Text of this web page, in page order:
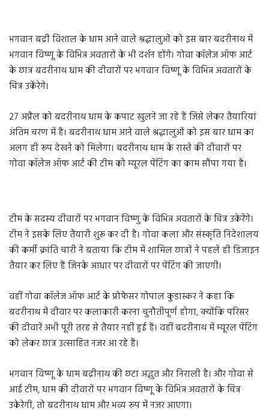
भगवान बद्री विशाल के धाम आने वाले श्रद्धालुओं को इस बार बदरीनाथ में
भगवान विष्णू के विभिन्न अवतारों के भी दर्शन होंगे। गोवा कॉलेज ऑफ आर्ट
के छात्र बदरीनाथ धाम की दीवारों पर भगवान विष्णू के विभिन्न अवतारों के
चित्र उकेंरेगे।
27 अप्रैल को बदरीनाथ धाम के कपाट खुलने जा रहे हैं जिसे लेकर तैयारियां
अंतिम चरण में हैं। बदरीनाथ धाम आने वाले श्रद्धालुओं को इस बार धाम का
अलग ही रूप देखने को मिलेगा। बदरीनाथ धाम के रास्ते की दीवारों पर
गोवा कॉलेज ऑफ आर्ट की टीम को म्यूरल पेंटिंग का काम सौंपा गया है।
टीम के सदस्य दीवारों पर भगवान विष्णु के विभिन्न अवतारों के चित्र उकेरेंगे।
टीम ने इसके लिए तैयारी शुरू कर दी है। गोवा कला और संस्कृति निदेशालय
की कर्मी क्रांति चारी ने बताया कि टीम में शामिल छात्रों ने पहले ही डिजाइन
तैयार कर लिए हैं जिनके आधार पर दीवारों पर पेंटिंग की जाएगी।
वहीं गोवा कॉलेज ऑफ आर्ट के प्रोफेसर गोपाल कुडास्कर ने कहा कि
बदरीनाथ में दीवार पर कलाकारी करना चुनौतीपूर्ण होगा, क्योंकि परिसर
की दीवारें अभी पूरी तरह से तैयार नहीं हुई हैं। वहीं बदरीनाथ में म्यूरल पेंटिंग
को लेकर छात्र उत्साहित नजर आ रहे हैं।
भगवान विष्णू के धाम बद्रीनाथ की छटा अद्भुत और निराली है। और गोवा से
आई टीम, धाम की दीवारों पर भगवान विष्णू के विभिन्न अवतारों के चित्र
उकेरेगी, तो बदरीनाथ धाम और भव्य रूप में नजर आएगा।